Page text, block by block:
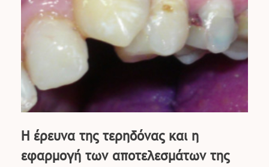
Η έρευνα της τερηδόνας και η
εφαρμογή των αποτελεσμάτων της